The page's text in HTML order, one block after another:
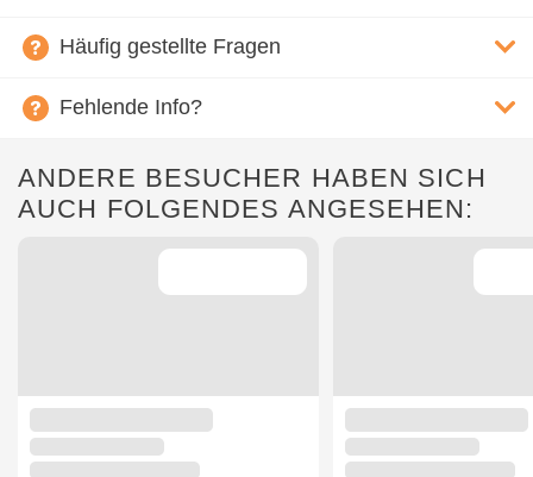
Häufig gestellte Fragen
Fehlende Info?
ANDERE BESUCHER HABEN SICH
AUCH FOLGENDES ANGESEHEN: